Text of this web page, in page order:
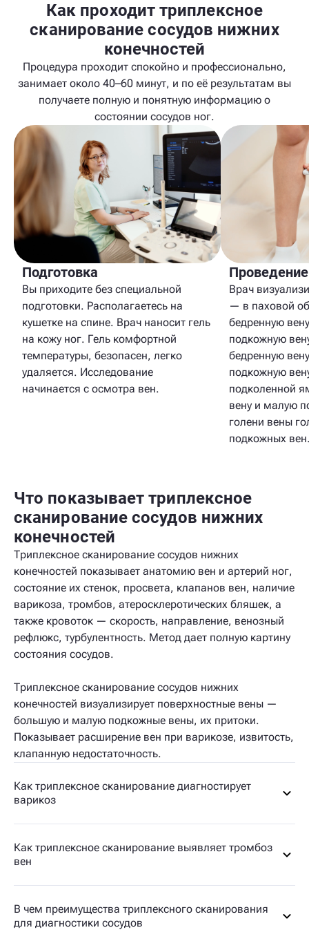
Как проходит триплексное
сканирование сосудов нижних
конечностей
Процедура проходит спокойно и профессионально,
занимает около 40–60 минут, и по её результатам вы
получаете полную и понятную информацию о
состоянии сосудов ног.
Подготовка
Вы приходите без специальной
подготовки. Располагаетесь на
кушетке на спине. Врач наносит гель
на кожу ног. Гель комфортной
температуры, безопасен, легко
удаляется. Исследование
начинается с осмотра вен.
Врач
— в паховой
бедренную
подкожную
бедренную
подкожную
подколенной
вену и малую
голени вены
подкожных
Что показывает триплексное
сканирование сосудов нижних
конечностей
Триплексное сканирование сосудов нижних
конечностей показывает анатомию вен и артерий ног,
состояние их стенок, просвета, клапанов вен, наличие
варикоза, тромбов, атеросклеротических бляшек, а
также кровоток — скорость, направление, венозный
рефлюкс, турбулентность. Метод дает полную картину
состояния сосудов.
Триплексное сканирование сосудов нижних
конечностей визуализирует поверхностные вены —
большую и малую подкожные вены, их притоки.
Показывает расширение вен при варикозе, извитость,
клапанную недостаточность.
Как триплексное сканирование диагностирует
варикоз
Как триплексное сканирование выявляет тромбоз
вен
В чем преимущества триплексного сканирования
для диагностики сосудов